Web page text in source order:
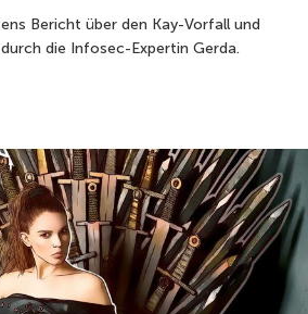
Bericht über den Kay-Vorfall und
die Infosec-Expertin Gerda.